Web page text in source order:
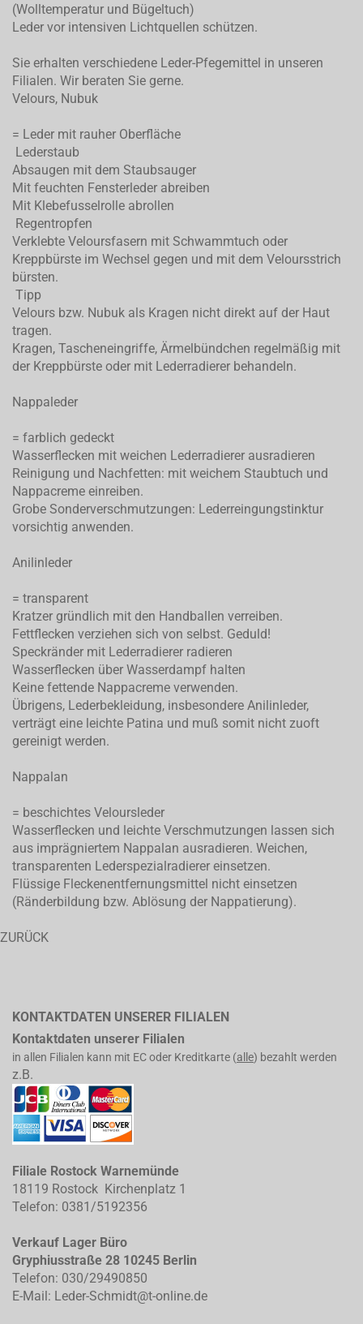
(Wolltemperatur und Bügeltuch)
Leder vor intensiven Lichtquellen schützen.
Sie erhalten verschiedene Leder-Pfegemittel in unseren
Filialen. Wir beraten Sie gerne.
Velours, Nubuk
= Leder mit rauher Oberfläche
Lederstaub
Absaugen mit dem Staubsauger
Mit feuchten Fensterleder abreiben
Mit Klebefusselrolle abrollen
Regentropfen
Verklebte Veloursfasern mit Schwammtuch oder
Kreppbürste im Wechsel gegen und mit dem Veloursstrich
bürsten.
Tipp
Velours bzw. Nubuk als Kragen nicht direkt auf der Haut
tragen.
Kragen, Tascheneingriffe, Ärmelbündchen regelmäßig mit
der Kreppbürste oder mit Lederradierer behandeln.
Nappaleder
= farblich gedeckt
Wasserflecken mit weichen Lederradierer ausradieren
Reinigung und Nachfetten: mit weichem Staubtuch und
Nappacreme einreiben.
Grobe Sonderverschmutzungen: Lederreingungstinktur
vorsichtig anwenden.
Anilinleder
= transparent
Kratzer gründlich mit den Handballen verreiben.
Fettflecken verziehen sich von selbst. Geduld!
Speckränder mit Lederradierer radieren
Wasserflecken über Wasserdampf halten
Keine fettende Nappacreme verwenden.
Übrigens, Lederbekleidung, insbesondere Anilinleder,
verträgt eine leichte Patina und muß somit nicht zuoft
gereinigt werden.
Nappalan
= beschichtes Veloursleder
Wasserflecken und leichte Verschmutzungen lassen sich
aus imprägniertem Nappalan ausradieren. Weichen,
transparenten Lederspezialradierer einsetzen.
Flüssige Fleckenentfernungsmittel nicht einsetzen
(Ränderbildung bzw. Ablösung der Nappatierung).
ZURÜCK
KONTAKTDATEN UNSERER FILIALEN
Kontaktdaten unserer Filialen
in allen Filialen kann mit EC oder Kreditkarte (alle) bezahlt werden
z.B.
Filiale Rostock Warnemünde
18119 Rostock Kirchenplatz 1
Telefon: 0381/5192356
Verkauf Lager Büro
Gryphiusstraße 28 10245 Berlin
Telefon: 030/29490850
E-Mail: Leder-Schmidt@t-online.de